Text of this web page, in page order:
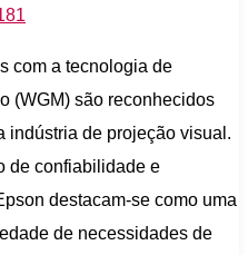
com a tecnologia de
(WGM) são reconhecidos
indústria de projeção visual.
de confiabilidade e
destacam-se como uma
de necessidades de